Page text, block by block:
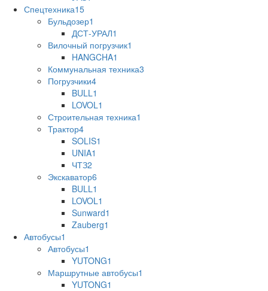
Спецтехника15
Бульдозер1
ДСТ-УРАЛ1
Вилочный погрузчик1
HANGCHA1
Коммунальная техника3
Погрузчики4
BULL1
LOVOL1
Строительная техника1
Трактор4
SOLIS1
UNIA1
ЧТЗ2
Экскаватор6
BULL1
LOVOL1
Sunward1
Zauberg1
Автобусы1
Автобусы1
YUTONG1
Маршрутные автобусы1
YUTONG1